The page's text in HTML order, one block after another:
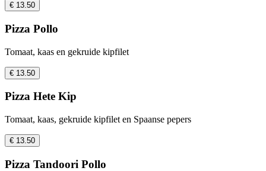
€ 13.50
Pizza Pollo
Tomaat, kaas en gekruide kipfilet
€ 13.50
Pizza Hete Kip
Tomaat, kaas, gekruide kipfilet en Spaanse pepers
€ 13.50
Pizza Tandoori Pollo